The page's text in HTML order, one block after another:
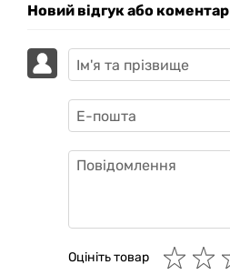
Новий відгук або коментар
Оцініть товар
GAZIKAI